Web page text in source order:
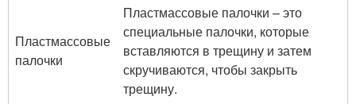
Пластмассовые
палочки
Пластмассовые палочки – это
специальные палочки, которые
вставляются в трещину и затем
скручиваются, чтобы закрыть
трещину.